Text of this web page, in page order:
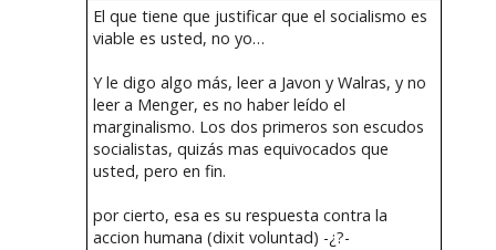
El que tiene que justificar que el socialismo es
viable es usted, no yo…
Y le digo algo más, leer a Javon y Walras, y no
leer a Menger, es no haber leído el
marginalismo. Los dos primeros son escudos
socialistas, quizás mas equivocados que
usted, pero en fin.
por cierto, esa es su respuesta contra la
accion humana (dixit voluntad) -¿?-